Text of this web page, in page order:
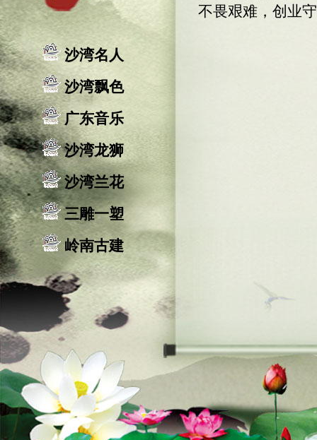
沙湾名人
沙湾飘色
广东音乐
沙湾龙狮
沙湾兰花
三雕一塑
岭南古建
不畏艰难，创业